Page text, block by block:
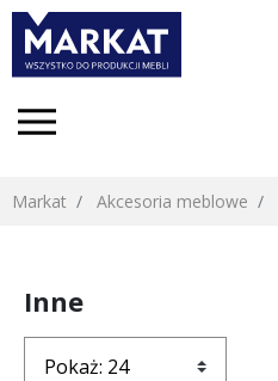
Markat Akcesoria meblowe
Inne